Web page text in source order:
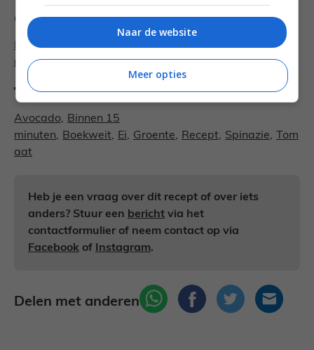
Categorieën
Brunch recepten, Gezonde recepten, Ontbijt
recepten, Vegetarische recepten
Tags
Avocado, Binnen 15
minuten, Boekweit, Ei, Groente, Recept, Spinazie,
Tom
aat
Heb je een vraag over dit recept of over iets
anders? Stuur een bericht via het
contactformulier of neem contact op via
Facebook of Instagram.
Delen met anderen
Naar de website
Meer opties